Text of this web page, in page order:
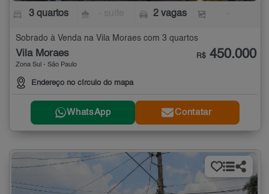
3 quartos 2 vagas
Sobrado à Venda na Vila Moraes com 3 quartos
Vila Moraes
Zona Sul - São Paulo
Endereço no círculo do mapa
R$ 450.000
WhatsApp Contatar